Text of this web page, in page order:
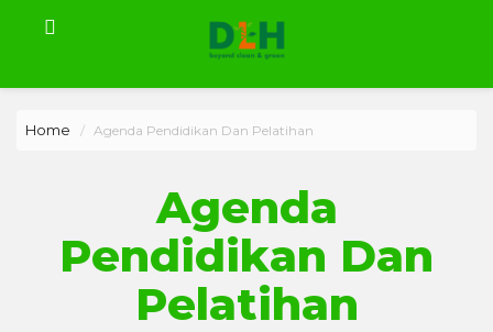
Home Agenda Pendidikan Dan Pelatihan
Agenda
Pendidikan Dan
Pelatihan